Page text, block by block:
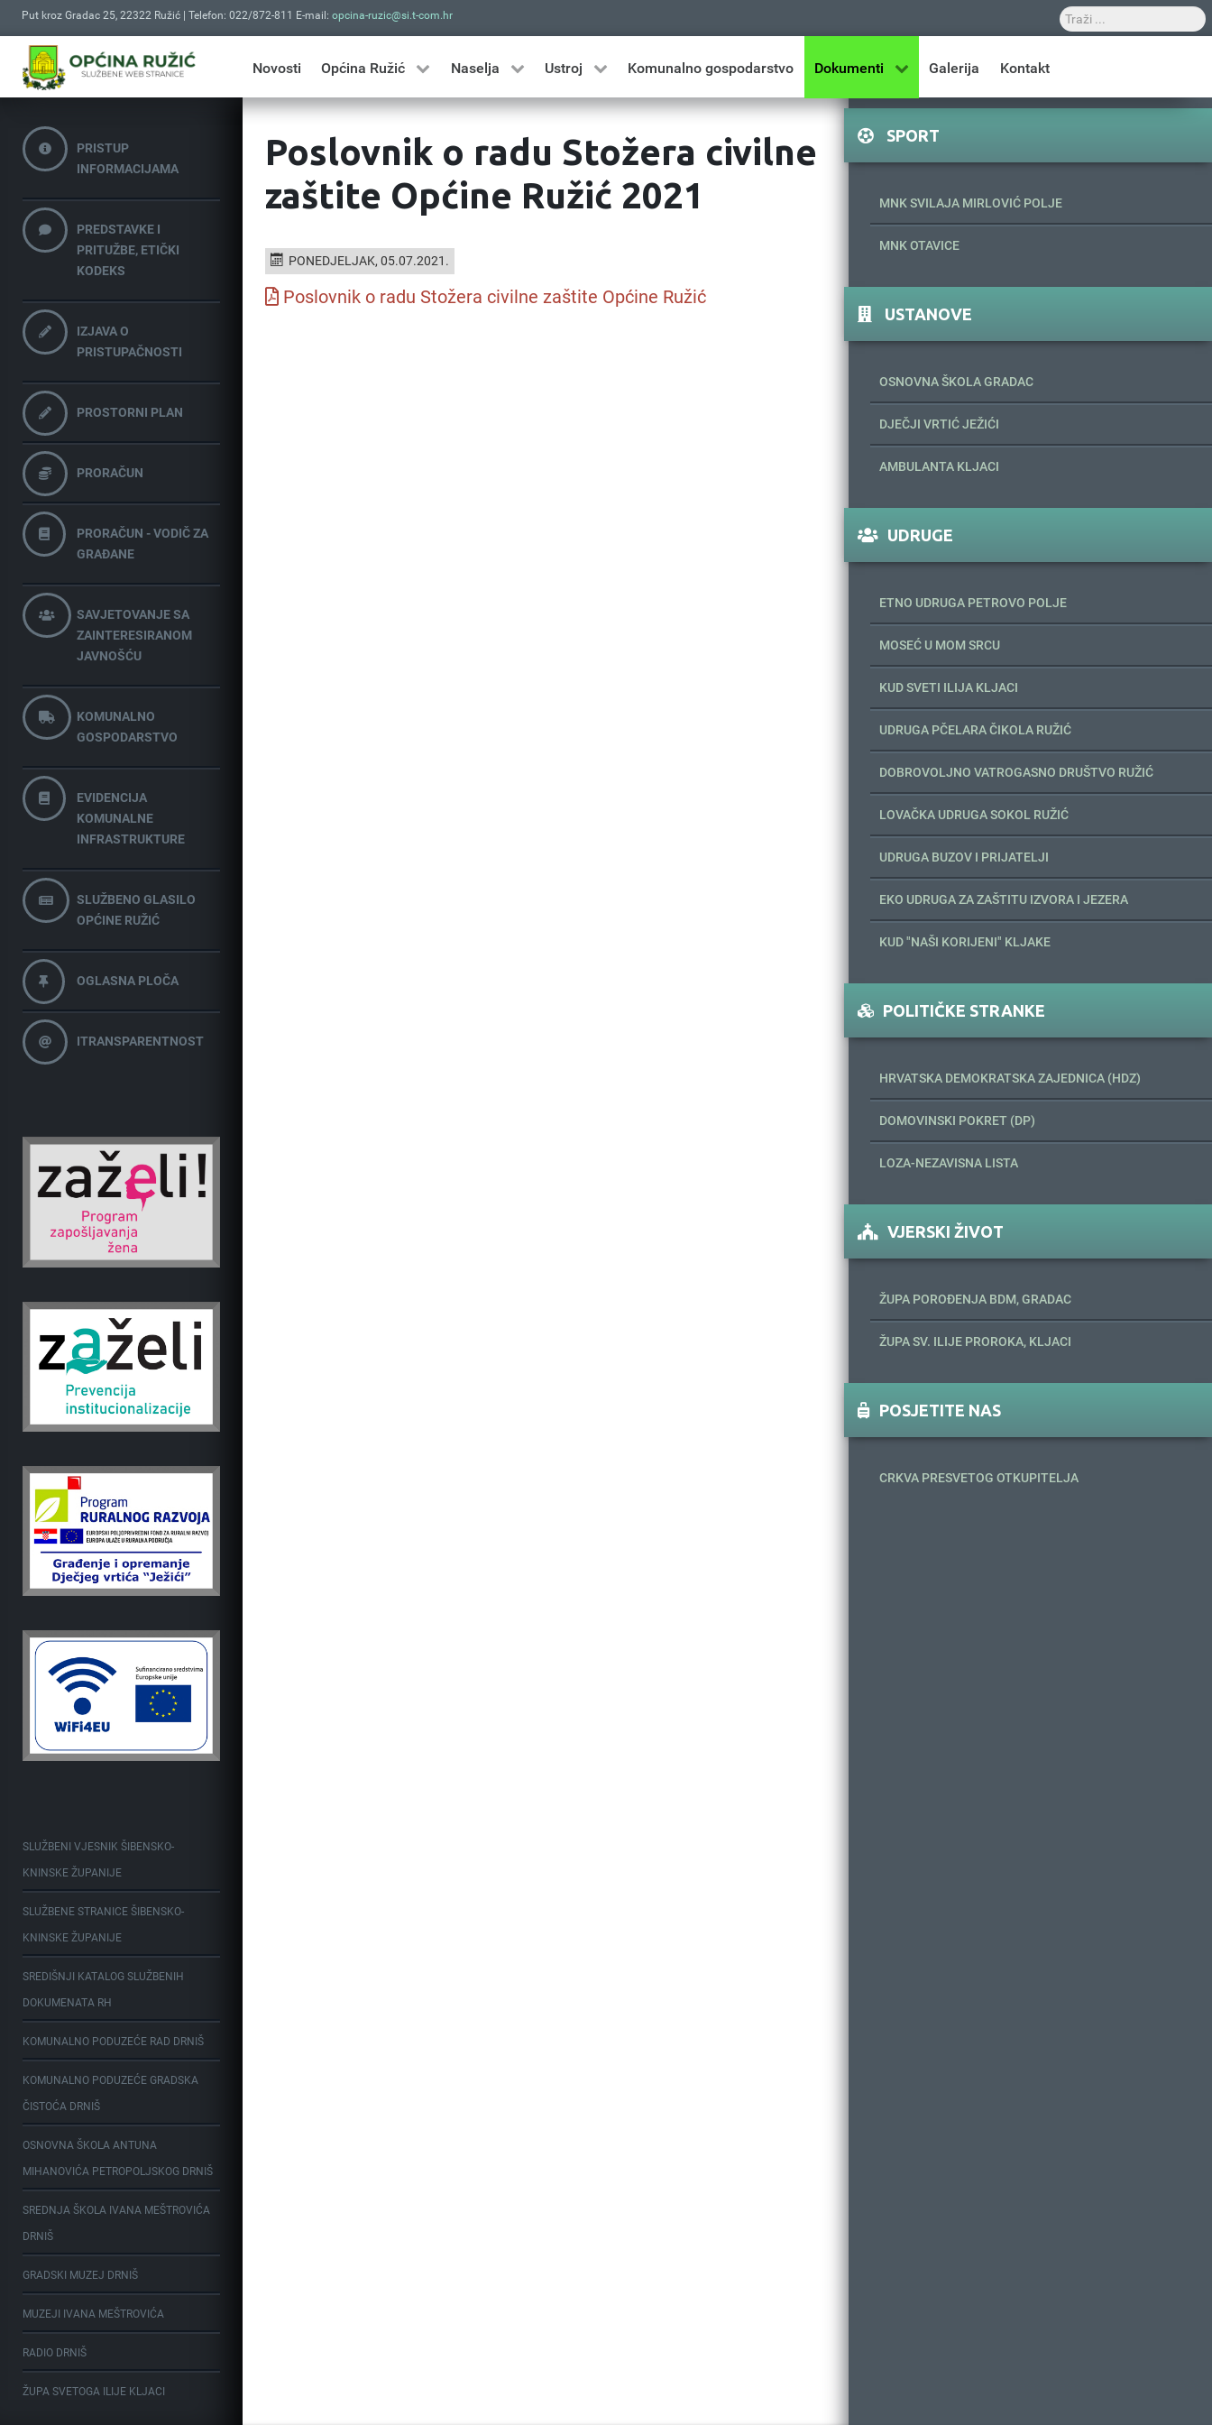
Put kroz Gradac 25, 22322 Ružić | Telefon: 022/872-811 E-mail: opcina-ruzic@si.t-com.hr
Novosti Općina Ružić Naselja Ustroj Komunalno gospodarstvo Dokumenti Galerija Kontakt
PRISTUP
INFORMACIJAMA
PREDSTAVKE I
PRITUŽBE, ETIČKI
KODEKS
IZJAVA O
PRISTUPAČNOSTI
PROSTORNI PLAN
PRORAČUN
PRORAČUN - VODIČ ZA
GRAĐANE
SAVJETOVANJE SA
ZAINTERESIRANOM
JAVNOŠĆU
KOMUNALNO
GOSPODARSTVO
EVIDENCIJA
KOMUNALNE
INFRASTRUKTURE
SLUŽBENO GLASILO
OPĆINE RUŽIĆ
OGLASNA PLOČA
ITRANSPARENTNOST
SLUŽBENI VJESNIK ŠIBENSKO-
KNINSKE ŽUPANIJE
SLUŽBENE STRANICE ŠIBENSKO-
KNINSKE ŽUPANIJE
SREDIŠNJI KATALOG SLUŽBENIH
DOKUMENATA RH
KOMUNALNO PODUZEĆE RAD DRNIŠ
KOMUNALNO PODUZEĆE GRADSKA
ČISTOĆA DRNIŠ
OSNOVNA ŠKOLA ANTUNA
MIHANOVIĆA PETROPOLJSKOG DRNIŠ
SREDNJA ŠKOLA IVANA MEŠTROVIĆA
DRNIŠ
GRADSKI MUZEJ DRNIŠ
MUZEJI IVANA MEŠTROVIĆA
RADIO DRNIŠ
ŽUPA SVETOGA ILIJE KLJACI
Poslovnik o radu Stožera civilne
zaštite Općine Ružić 2021
PONEDJELJAK, 05.07.2021.
Poslovnik o radu Stožera civilne zaštite Općine Ružić
SPORT
MNK SVILAJA MIRLOVIĆ POLJE
MNK OTAVICE
USTANOVE
OSNOVNA ŠKOLA GRADAC
DJEČJI VRTIĆ JEŽIĆI
AMBULANTA KLJACI
UDRUGE
ETNO UDRUGA PETROVO POLJE
MOSEĆ U MOM SRCU
KUD SVETI ILIJA KLJACI
UDRUGA PČELARA ČIKOLA RUŽIĆ
DOBROVOLJNO VATROGASNO DRUŠTVO RUŽIĆ
LOVAČKA UDRUGA SOKOL RUŽIĆ
UDRUGA BUZOV I PRIJATELJI
EKO UDRUGA ZA ZAŠTITU IZVORA I JEZERA
KUD "NAŠI KORIJENI" KLJAKE
POLITIČKE STRANKE
HRVATSKA DEMOKRATSKA ZAJEDNICA (HDZ)
DOMOVINSKI POKRET (DP)
LOZA-NEZAVISNA LISTA
VJERSKI ŽIVOT
ŽUPA POROĐENJA BDM, GRADAC
ŽUPA SV. ILIJE PROROKA, KLJACI
POSJETITE NAS
CRKVA PRESVETOG OTKUPITELJA